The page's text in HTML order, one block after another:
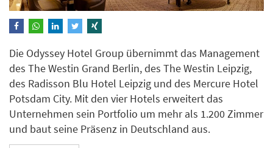
Die Odyssey Hotel Group übernimmt das Management
des The Westin Grand Berlin, des The Westin Leipzig,
des Radisson Blu Hotel Leipzig und des Mercure Hotel
Potsdam City. Mit den vier Hotels erweitert das
Unternehmen sein Portfolio um mehr als 1.200 Zimmer
und baut seine Präsenz in Deutschland aus.